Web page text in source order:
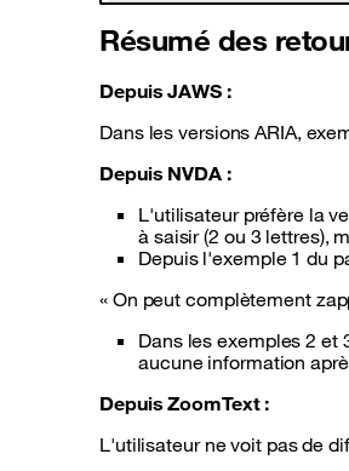
Résumé des
Depuis JAWS :
Dans les versions ARIA,
Depuis NVDA :
L'utilisateur préfère la
à saisir (2 ou 3 lettres),
Depuis l'exemple 1 du
On peut complètement
Dans les exemples 2 et
aucune information
Depuis ZoomText :
L'utilisateur ne voit pas de